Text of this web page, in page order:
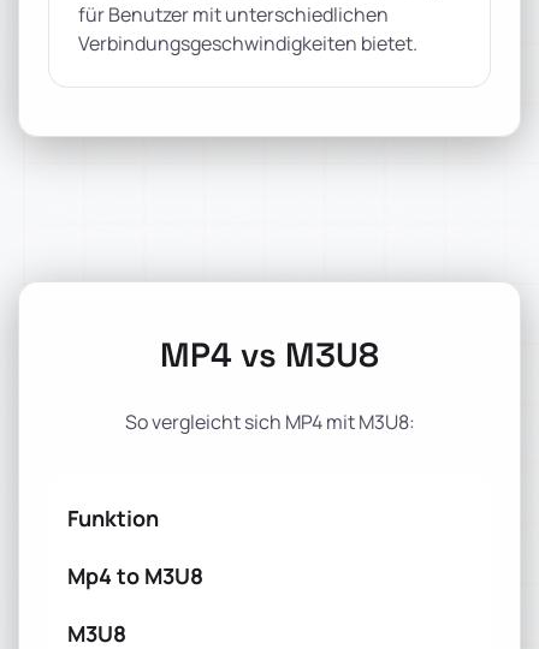
für Benutzer mit unterschiedlichen
Verbindungsgeschwindigkeiten bietet.
MP4 vs M3U8
So vergleicht sich MP4 mit M3U8:
Funktion
Mp4 to M3U8
M3U8